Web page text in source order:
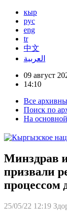
кыр
рус
eng
tr
中文
العربية
09 август
14:10
Все
Поиск по
На
Минздрав
призвали
процессом
25/05/22 12:19